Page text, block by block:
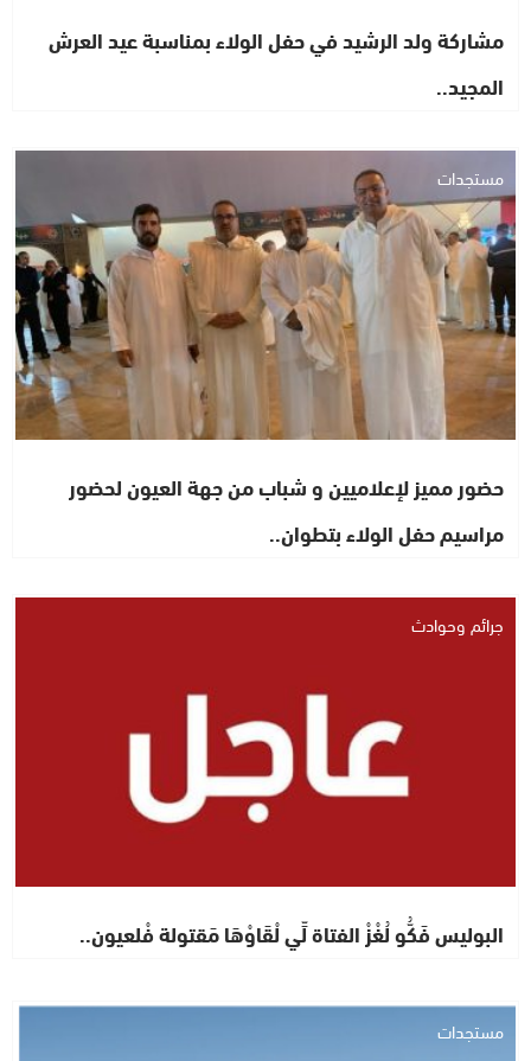
مشاركة ولد الرشيد في حفل الولاء بمناسبة عيد العرش
المجيد..
مستجدات
حضور مميز لإعلاميين و شباب من جهة العيون لحضور
مراسيم حفل الولاء بتطوان..
جرائم وحوادث
البوليس فَكُّو لُغْزْ الفتاة لِّي لْقَاوْهَا مَقتولة فْلعيون..
مستجدات